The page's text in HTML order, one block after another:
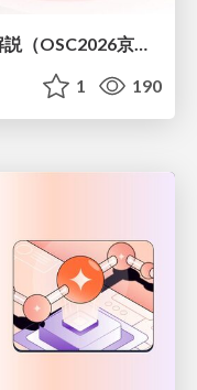
Redmine 7.0 新機能・機能強化解説（OSC2026京都ダイジェスト版）
1 190